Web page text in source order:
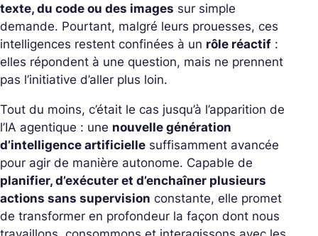
texte, du code ou des images sur simple
demande. Pourtant, malgré leurs prouesses, ces
intelligences restent confinées à un rôle réactif :
elles répondent à une question, mais ne prennent
pas l’initiative d’aller plus loin.
Tout du moins, c’était le cas jusqu’à l’apparition de
l’IA agentique : une nouvelle génération
d’intelligence artificielle suffisamment avancée
pour agir de manière autonome. Capable de
planifier, d’exécuter et d’enchaîner plusieurs
actions sans supervision constante, elle promet
de transformer en profondeur la façon dont nous